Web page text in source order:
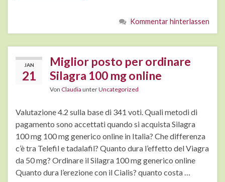
Kommentar hinterlassen
JAN
21
Miglior posto per ordinare
Silagra 100 mg online
Von Claudia unterUncategorized
Valutazione 4.2 sulla base di 341 voti. Quali metodi di
pagamento sono accettati quando si acquista Silagra
100 mg 100 mg generico online in Italia? Che differenza
c’è tra Telefil e tadalafil? Quanto dura l’effetto del Viagra
da 50 mg? Ordinare il Silagra 100 mg generico online
Quanto dura l’erezione con il Cialis? quanto costa …